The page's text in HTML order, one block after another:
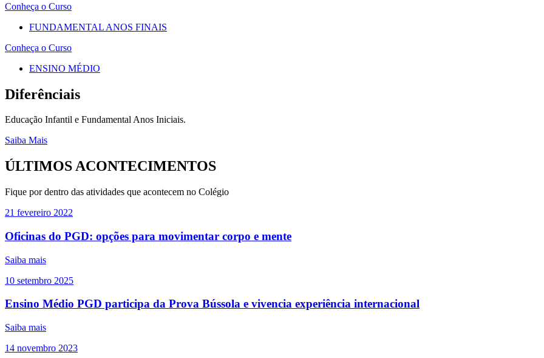
Conheça o Curso
FUNDAMENTAL ANOS FINAIS
Conheça o Curso
ENSINO MÉDIO
Diferênciais
Educação Infantil e Fundamental Anos Iniciais.
Saiba Mais
ÚLTIMOS ACONTECIMENTOS
Fique por dentro das atividades que acontecem no Colégio
21 fevereiro 2022
Oficinas do PGD: opções para movimentar corpo e mente
Saiba mais
10 setembro 2025
Ensino Médio PGD participa da Prova Bússola e vivencia experiência internacional
Saiba mais
14 novembro 2023